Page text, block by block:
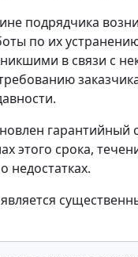
подрядчика
по их
в связи с
гарантийный
этого срока,
недостатках.